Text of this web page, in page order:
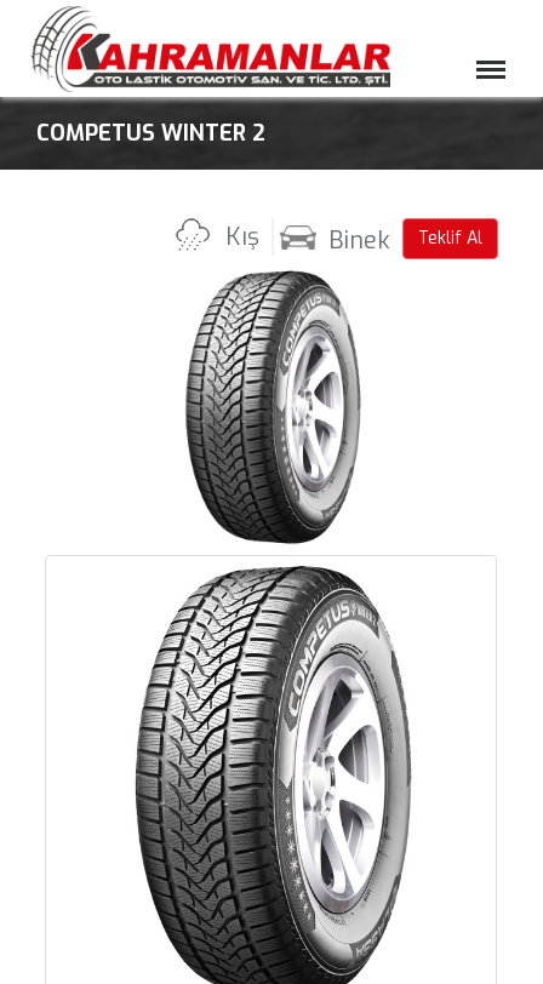
COMPETUS WINTER 2
Teklif Al
Binek
Kış